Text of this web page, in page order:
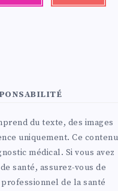
du texte, des images
uniquement. Ce contenu
médical. Si vous avez
santé, assurez-vous de
de la santé